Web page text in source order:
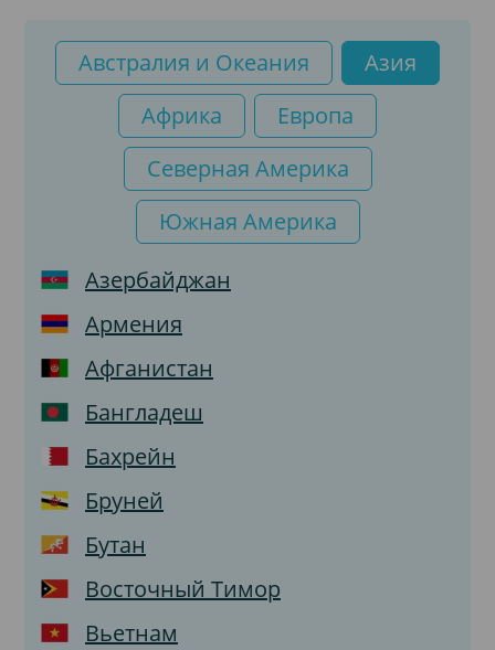
Австралия и Океания
Азия
Африка
Европа
Северная Америка
Южная Америка
Азербайджан
Армения
Афганистан
Бангладеш
Бахрейн
Бруней
Бутан
Восточный Тимор
Вьетнам